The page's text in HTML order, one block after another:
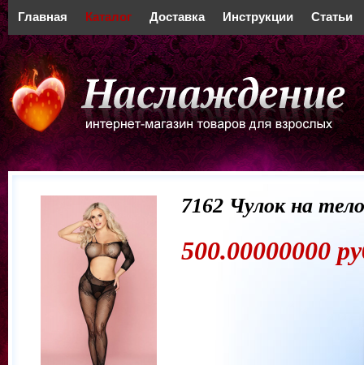
Главная Каталог Доставка Инструкции Статьи
7162 Чулок на
500.00000000